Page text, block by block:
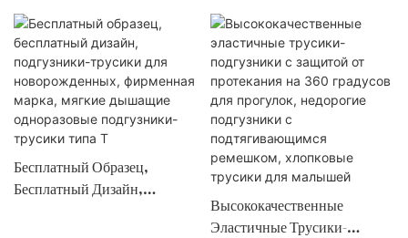
Бесплатный Образец,
Бесплатный Дизайн,
Высококачественные
Эластичные Трусики-